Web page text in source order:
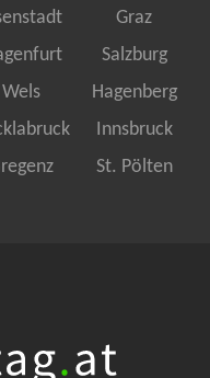
Graz
Salzburg
Wels
Hagenberg
Innsbruck
St. Pölten